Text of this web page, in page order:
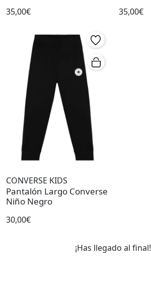
35,00€ 35,00€
CONVERSE KIDS
Pantalón Largo Converse
Niño Negro
30,00€
¡Has llegado al final!